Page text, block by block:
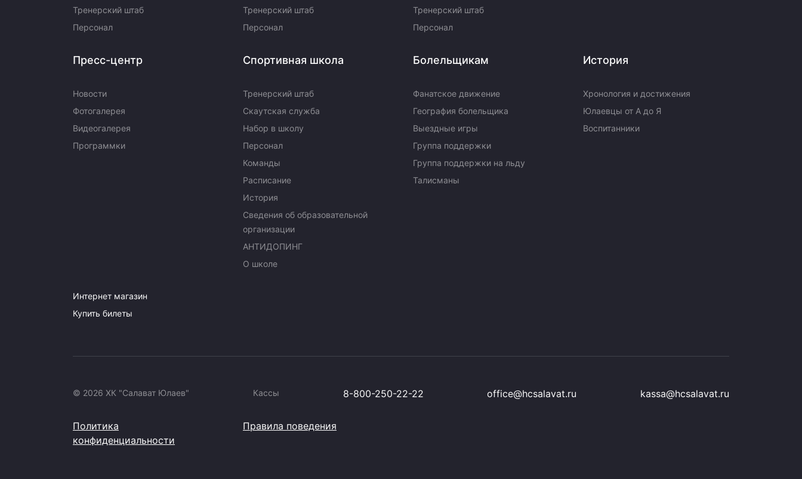
Тренерский штаб
Персонал
Тренерский штаб
Персонал
Тренерский штаб
Персонал
Пресс-центр
Новости
Фотогалерея
Видеогалерея
Программки
Спортивная школа
Тренерский штаб
Скаутская служба
Набор в школу
Персонал
Команды
Расписание
История
Сведения об образовательной
организации
АНТИДОПИНГ
О школе
Болельщикам
Фанатское движение
География болельщика
Выездные игры
Группа поддержки
Группа поддержки на льду
Талисманы
История
Хронология и достижения
Юлаевцы от А до Я
Воспитанники
Интернет магазин
Купить билеты
© 2026 ХК "Салават Юлаев" Кассы 8-800-250-22-22 office@hcsalavat.ru kassa@hcsalavat.ru
Политика
конфиденциальности
Правила поведения